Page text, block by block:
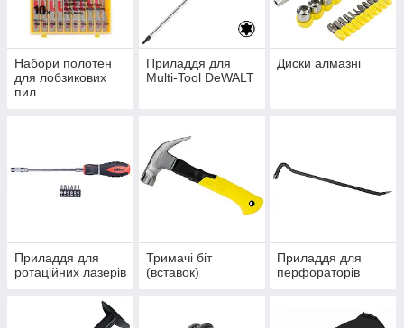
Набори полотен
для лобзикових
пил
Приладдя для
Multi-Tool DeWALT
Диски алмазні
Приладдя для
ротаційних лазерів
Тримачі біт
(вставок)
Приладдя для
перфораторів